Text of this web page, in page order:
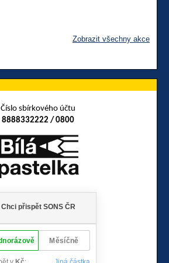
Zobrazit všechny akce
Číslo sbírkového účtu
8888332222 / 0800